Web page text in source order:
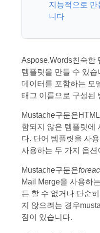
지능적으로 만
니다
Aspose.Words친숙한
템플릿을 만들 수 있
데이터를 포함하는 모
태그 이름으로 구성된
Mustache구문은
함되지 않은 템플릿에
다. 단어 템플릿을 사
사용하는 두 가지 옵션
Mustache구문은
Mail Merge을 사용하
든 할 수 없거나 단순
지 않으려는 경우
점이 있습니다.